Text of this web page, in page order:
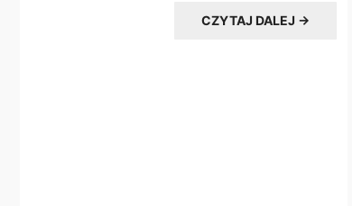
CZYTAJ DALEJ →